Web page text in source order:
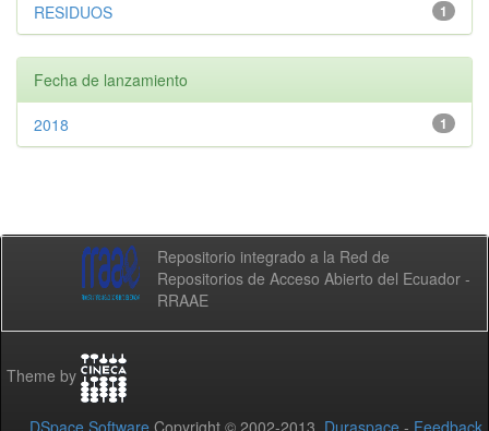
1
RESIDUOS
Fecha de lanzamiento
1
2018
Repositorio integrado a la Red de
Repositorios de Acceso Abierto del Ecuador -
RRAAE
Theme by
DSpace Software Copyright © 2002-2013 Duraspace - Feedback